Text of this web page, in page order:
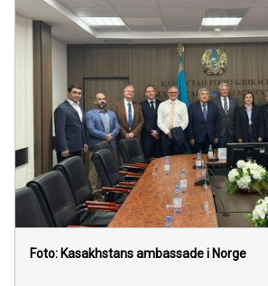
Foto: Kasakhstans ambassade i Norge